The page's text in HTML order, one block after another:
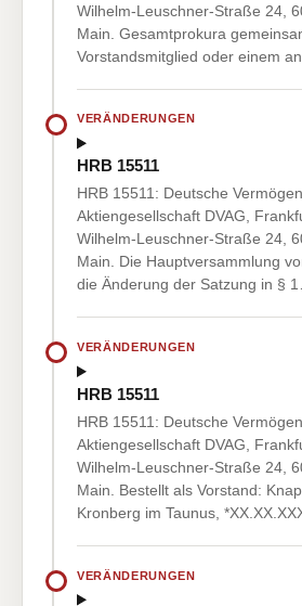
Wilhelm-Leuschner-Straße 24,
Main. Gesamtprokura
Vorstandsmitglied oder einem
VERÄNDERUNGEN
HRB 15511
HRB 15511: Deutsche
Aktiengesellschaft DVAG,
Wilhelm-Leuschner-Straße 24,
Main. Die Hauptversammlung
die Änderung der Satzung in §
VERÄNDERUNGEN
HRB 15511
HRB 15511: Deutsche
Aktiengesellschaft DVAG,
Wilhelm-Leuschner-Straße 24,
Main. Bestellt als Vorstand:
Kronberg im Taunus,
VERÄNDERUNGEN